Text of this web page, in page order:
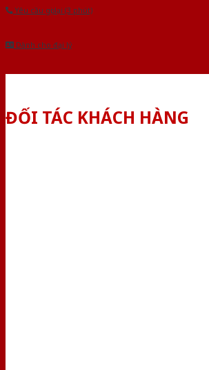
Yêu cầu gọi lại (3 phút)
Dành cho đại lý
ĐỐI TÁC KHÁCH HÀNG